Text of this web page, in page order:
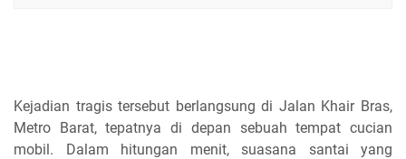
Kejadian tragis tersebut berlangsung di Jalan Khair Bras,
Metro Barat, tepatnya di depan sebuah tempat cucian
mobil. Dalam hitungan menit, suasana santai yang